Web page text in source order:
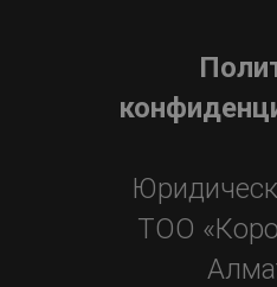
ТОО